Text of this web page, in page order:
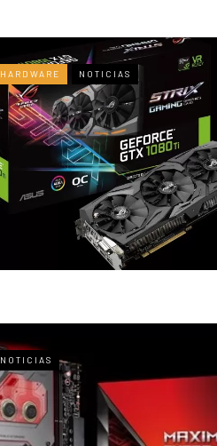
HARDWARE NOTICIAS
NOTICIAS